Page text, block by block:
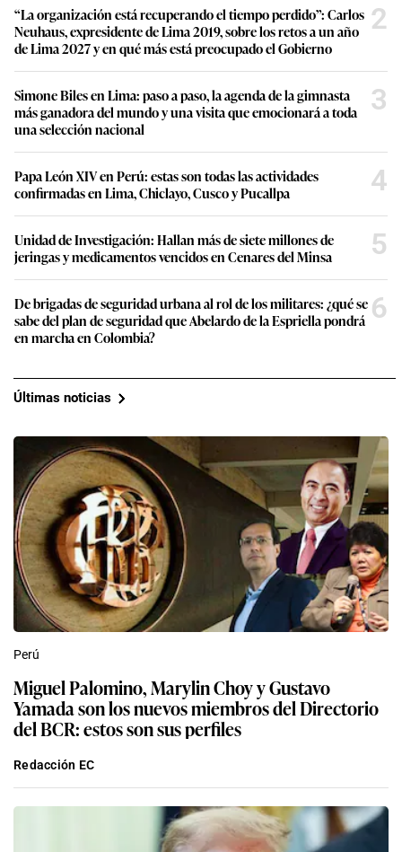
“La organización está recuperando el tiempo perdido”: Carlos
Neuhaus, expresidente de Lima 2019, sobre los retos a un año
de Lima 2027 y en qué más está preocupado el Gobierno
2
Simone Biles en Lima: paso a paso, la agenda de la gimnasta
más ganadora del mundo y una visita que emocionará a toda
una selección nacional
3
Papa León XIV en Perú: estas son todas las actividades
confirmadas en Lima, Chiclayo, Cusco y Pucallpa
4
Unidad de Investigación: Hallan más de siete millones de
jeringas y medicamentos vencidos en Cenares del Minsa
5
De brigadas de seguridad urbana al rol de los militares: ¿qué se
sabe del plan de seguridad que Abelardo de la Espriella pondrá
en marcha en Colombia?
6
Últimas noticias
Perú
Miguel Palomino, Marylin Choy y Gustavo
Yamada son los nuevos miembros del Directorio
del BCR: estos son sus perfiles
Redacción EC